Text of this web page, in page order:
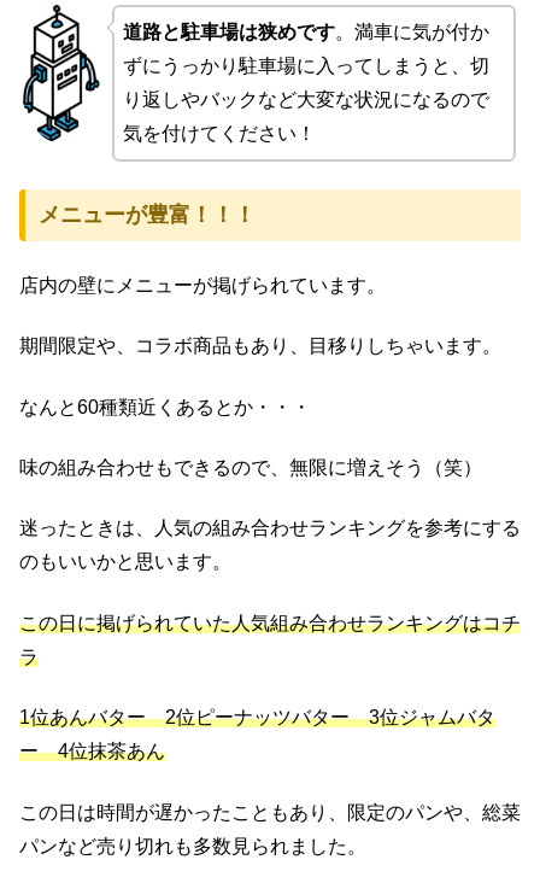
道路と駐車場は狭めです。満車に気が付か
ずにうっかり駐車場に入ってしまうと、切
り返しやバックなど大変な状況になるので
気を付けてください！
メニューが豊富！！！
店内の壁にメニューが掲げられています。
期間限定や、コラボ商品もあり、目移りしちゃいます。
なんと60種類近くあるとか・・・
味の組み合わせもできるので、無限に増えそう（笑）
迷ったときは、人気の組み合わせランキングを参考にする
のもいいかと思います。
この日に掲げられていた人気組み合わせランキングはコチ
ラ
1位あんバター 2位ピーナッツバター 3位ジャムバタ
ー 4位抹茶あん
この日は時間が遅かったこともあり、限定のパンや、総菜
パンなど売り切れも多数見られました。